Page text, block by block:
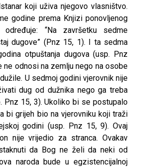
koji uživa njegovo vlasništvo.
godine prema Knjizi ponovljenog
određuje: “Na završetku sedme
dugove” (Pnz 15, 1). I ta sedma
otpuštanja dugova (usp. Pnz
ne odnosi na zemlju nego na osobe
U sedmoj godini vjerovnik nije
dug od dužnika nego ga treba
Pnz 15, 3). Ukoliko bi se postupalo
bi grijeh bio na vjerovniku koji traži
godini (usp. Pnz 15, 9). Ovaj
nije vrijedio za stranca. Ovakav
da Bog ne želi da neki od
naroda bude u egzistencijalnoj